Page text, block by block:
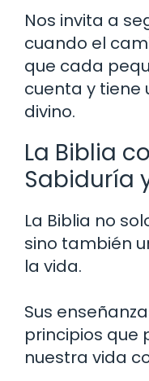
Nos invita a
cuando el
que cada
cuenta y tiene
divino.
La Biblia
Sabiduría
La Biblia no
sino también
la vida.
Sus
principios que
nuestra vida